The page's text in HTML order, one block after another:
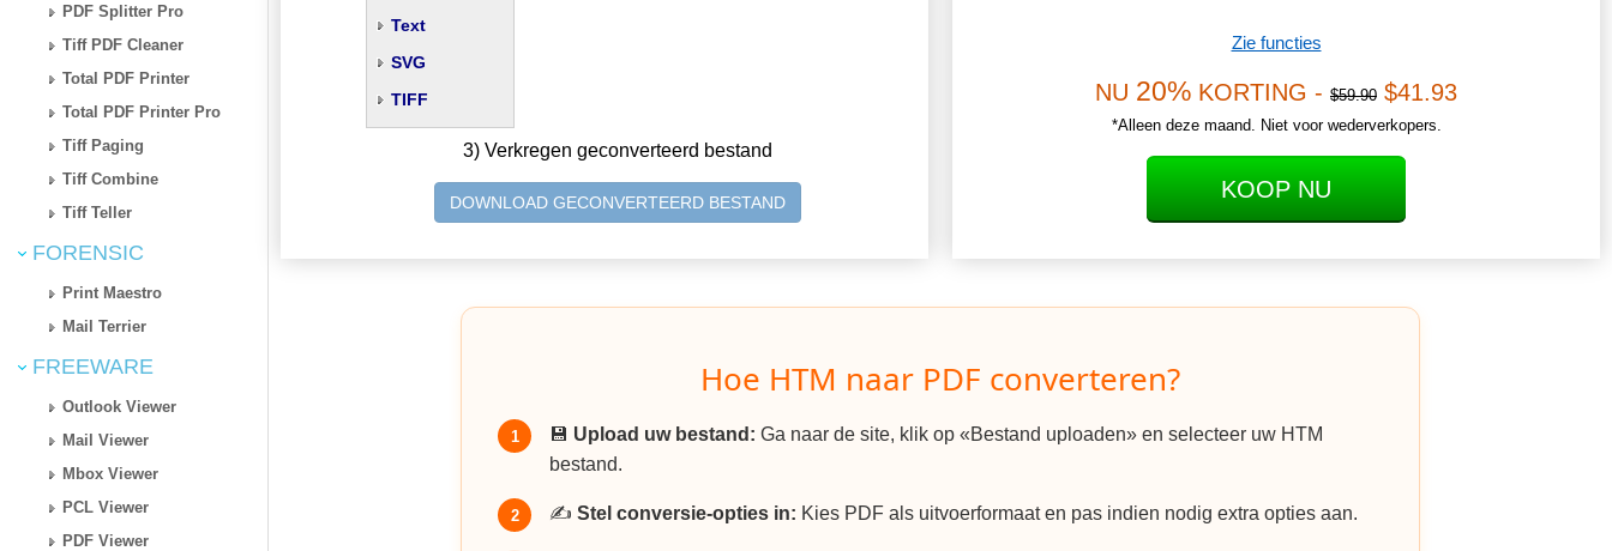
PDF Splitter Pro
Tiff PDF Cleaner
Total PDF Printer
Total PDF Printer Pro
Tiff Paging
Tiff Combine
Tiff Teller
FORENSIC
Print Maestro
Mail Terrier
FREEWARE
Outlook Viewer
Mail Viewer
Mbox Viewer
PCL Viewer
PDF Viewer
Text
SVG
TIFF
3) Verkregen geconverteerd bestand
DOWNLOAD GECONVERTEERD BESTAND
Zie functies
NU 20% KORTING - $59.90 $41.93
*Alleen deze maand. Niet voor wederverkopers.
KOOP NU
Hoe HTM naar PDF converteren?
1 💾 Upload uw bestand: Ga naar de site, klik op «Bestand uploaden» en selecteer uw HTM
bestand.
2 ✍️ Stel conversie-opties in: Kies PDF als uitvoerformaat en pas indien nodig extra opties aan.